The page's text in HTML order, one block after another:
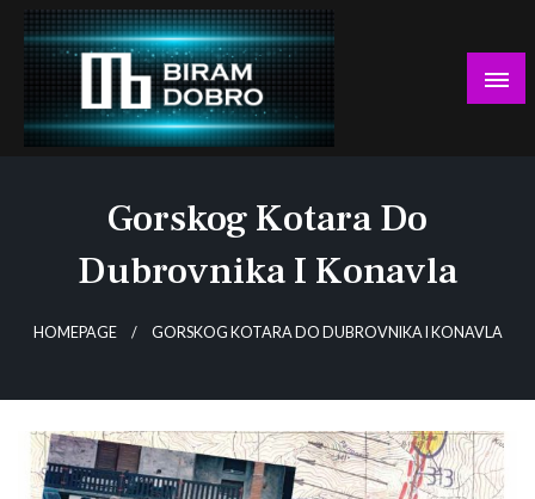
Skip
content
Gorskog Kotara Do
Dubrovnika I Konavla
HOMEPAGE GORSKOG KOTARA DO DUBROVNIKA I KONAVLA